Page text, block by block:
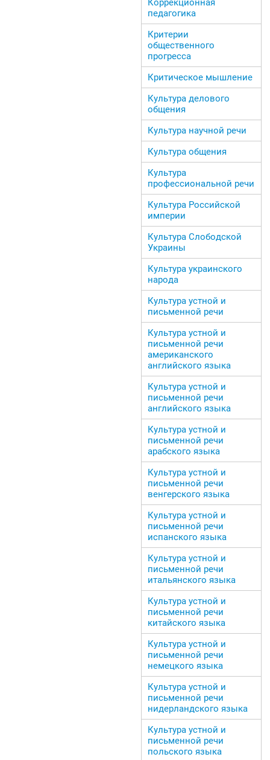
Коррекционная
педагогика
Критерии
общественного
прогресса
Критическое мышление
Культура делового
общения
Культура научной речи
Культура общения
Культура
профессиональной речи
Культура Российской
империи
Культура Слободской
Украины
Культура украинского
народа
Культура устной и
письменной речи
Культура устной и
письменной речи
американского
английского языка
Культура устной и
письменной речи
английского языка
Культура устной и
письменной речи
арабского языка
Культура устной и
письменной речи
венгерского языка
Культура устной и
письменной речи
испанского языка
Культура устной и
письменной речи
итальянского языка
Культура устной и
письменной речи
китайского языка
Культура устной и
письменной речи
немецкого языка
Культура устной и
письменной речи
нидерландского языка
Культура устной и
письменной речи
польского языка